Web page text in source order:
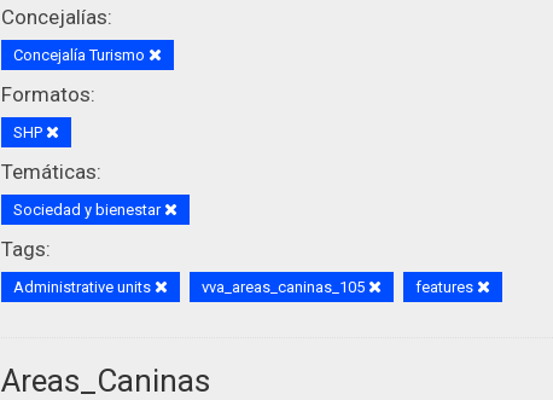
Concejalías:
Concejalía Turismo
Formatos:
SHP
Temáticas:
Sociedad y bienestar
Tags:
Administrative units vva_areas_caninas_105 features
Areas_Caninas